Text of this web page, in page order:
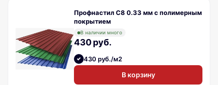
Профнастил С8 0.33 мм с полимерным
покрытием
В наличии много
430 руб.
430 руб./м2
В корзину